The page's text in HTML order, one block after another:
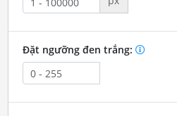
Đặt ngưỡng đen trắng: